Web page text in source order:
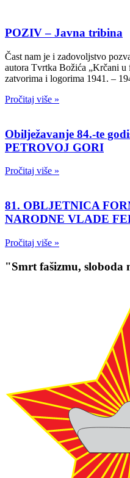
POZIV – Javna tribina
Čast nam je i zadovoljstvo
autora Tvrtka Božića „Krčani
zatvorima i logorima 1941. –
Pročitaj više »
Obilježavanje 84.-te
PETROVOJ GORI
Pročitaj više »
81. OBLJETNICA
NARODNE VLADE
Pročitaj više »
"Smrt fašizmu, sloboda